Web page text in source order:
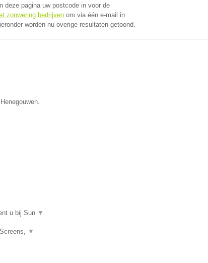
deze pagina uw postcode in voor de
zonwering bedrijvenom via één e-mail in
worden nu overige resultaten getoond.
u bij Sun ▼
▼